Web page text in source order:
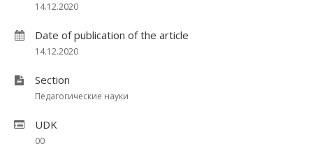
14.12.2020
Date of publication of the article
14.12.2020
Section
Педагогические науки
UDK
00